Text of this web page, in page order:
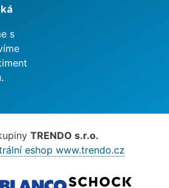
s
TRENDO s.r.o.
eshop www.trendo.cz